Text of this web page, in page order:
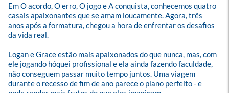
Em O acordo, O erro, O jogo e A conquista, conhecemos quatro
casais apaixonantes que se amam loucamente. Agora, três
anos após a formatura, chegou a hora de enfrentar os desafios
da vida real.
Logan e Grace estão mais apaixonados do que nunca, mas, com
ele jogando hóquei profissional e ela ainda fazendo faculdade,
não conseguem passar muito tempo juntos. Uma viagem
durante o recesso de fim de ano parece o plano perfeito - e